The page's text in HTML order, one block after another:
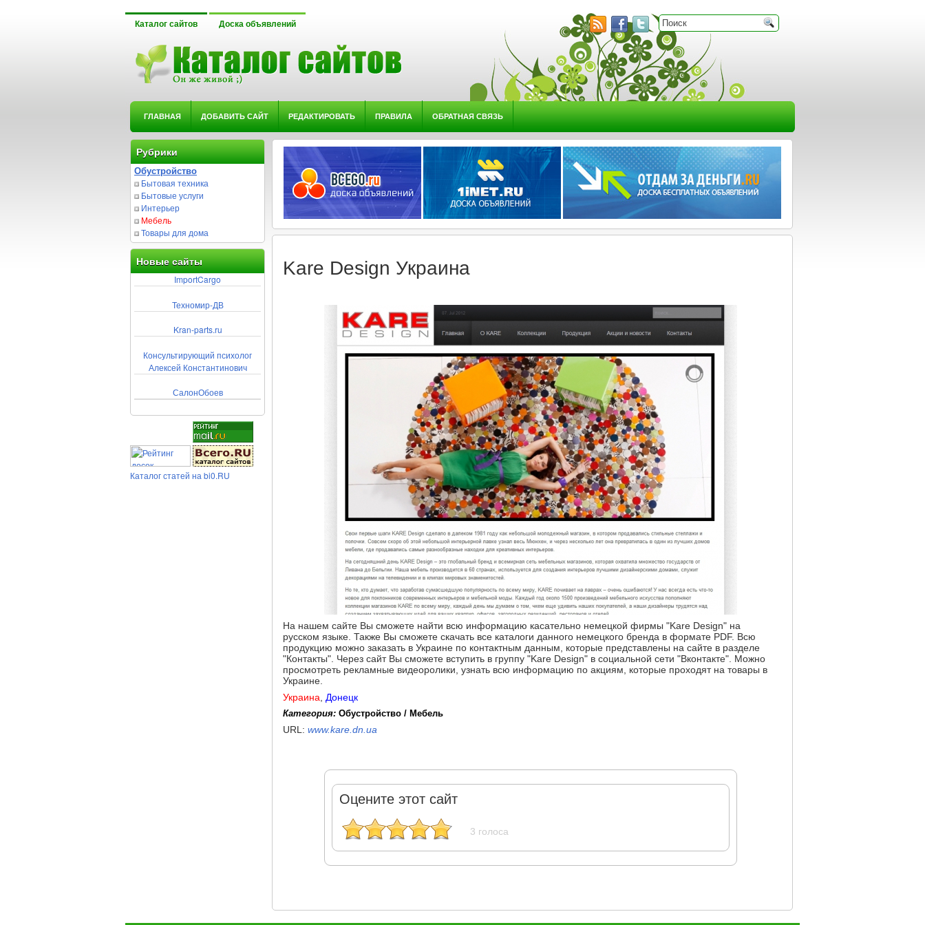
Каталог сайтов Доска объявлений
ГЛАВНАЯ ДОБАВИТЬ САЙТ РЕДАКТИРОВАТЬ ПРАВИЛА ОБРАТНАЯ СВЯЗЬ
Рубрики
Обустройство
Бытовая техника
Бытовые услуги
Интерьер
Мебель
Товары для дома
Новые сайты
ImportCargo
Техномир-ДВ
Kran-parts.ru
Консультирующий психолог
Алексей Константинович
СалонОбоев
Каталог статей на bi0.RU
Kare Design Украина
На нашем сайте Вы сможете найти всю информацию касательно немецкой фирмы "Kare Design" на
русском языке. Также Вы сможете скачать все каталоги данного немецкого бренда в формате PDF. Всю
продукцию можно заказать в Украине по контактным данным, которые представлены на сайте в разделе
"Контакты". Через сайт Вы сможете вступить в группу "Kare Design" в социальной сети "Вконтакте". Можно
просмотреть рекламные видеоролики, узнать всю информацию по акциям, которые проходят на товары в
Украине.
Украина
Донецк
Категория: Обустройство / Мебель
URL: www.kare.dn.ua
Оцените этот сайт
3 голоса